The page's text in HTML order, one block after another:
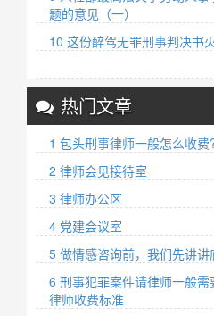
题的意见（一）
10 这份醉驾无罪刑事判决书火
热门文章
1 包头刑事律师一般怎么收
2 律师会见接待室
3 律师办公区
4 党建会议室
5 做情感咨询前，我们先讲讲
6 刑事犯罪案件请律师一般
律师收费标准